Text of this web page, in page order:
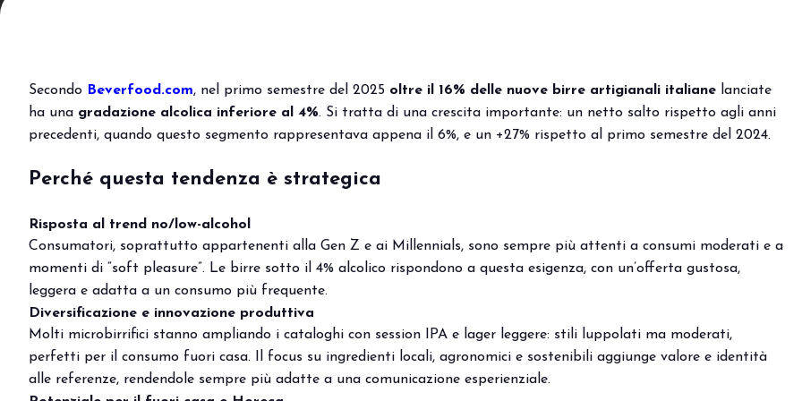
Richiedi info
Come arrivare
Iscriviti alla newsletter
Prenota il tuo stand
Area riservata
Perché esporre
Info utili
Orari allestimenti
Digital Ticket
EVENTI E PROGETTI SPECIALI
Secondo Beverfood.com, nel primo semestre del 2025 oltre il 16% delle nuove birre artigianali italiane lanciate
ha una gradazione alcolica inferiore al 4%. Si tratta di una crescita importante: un netto salto rispetto agli anni
precedenti, quando questo segmento rappresentava appena il 6%, e un +27% rispetto al primo semestre del 2024.
Perché questa tendenza è strategica
Risposta al trend no/low-alcohol
Consumatori, soprattutto appartenenti alla Gen Z e ai Millennials, sono sempre più attenti a consumi moderati e a
momenti di “soft pleasure”. Le birre sotto il 4% alcolico rispondono a questa esigenza, con un’offerta gustosa,
leggera e adatta a un consumo più frequente.
Diversificazione e innovazione produttiva
Molti microbirrifici stanno ampliando i cataloghi con session IPA e lager leggere: stili luppolati ma moderati,
perfetti per il consumo fuori casa. Il focus su ingredienti locali, agronomici e sostenibili aggiunge valore e identità
alle referenze, rendendole sempre più adatte a una comunicazione esperienziale.